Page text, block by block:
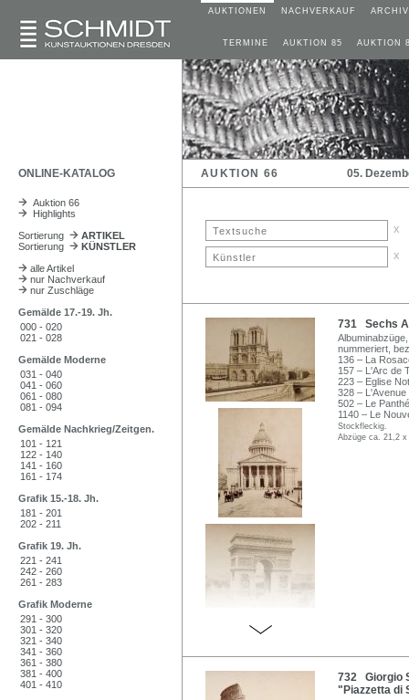
AUKTIONEN NACHVERKAUF ARCHIV
TERMINE AUKTION 85 AUKTION
ONLINE-KATALOG AUKTION 66 05.
Auktion 66
Highlights
Sortierung
ARTIKEL
Sortierung
KÜNSTLER
alle Artikel
nur Nachverkauf
nur Zuschläge
Gemälde 17.-19. Jh.
000 - 020
021 - 028
Gemälde Moderne
031 - 040
041 - 060
061 - 080
081 - 094
Gemälde Nachkrieg/Zeitgen.
101 - 121
122 - 140
141 - 160
161 - 174
Grafik 15.-18. Jh.
181 - 201
202 - 211
Grafik 19. Jh.
221 - 241
242 - 260
261 - 283
Grafik Moderne
291 - 300
301 - 320
321 - 340
341 - 360
361 - 380
381 - 400
401 - 410
x
x
731 Sechs
nummeriert,
136 – La
157 – L'Arc de
223 – Eglise
328 –
502 – Le
1140 – Le
Stockfleckig.
Abzüge ca. 21,2
732 Giorgio
"Piazzetta di